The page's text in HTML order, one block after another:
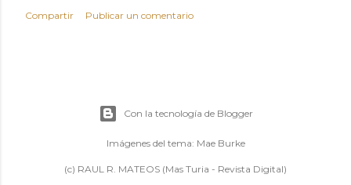
Compartir Publicar un comentario
Con la tecnología de Blogger
Imágenes del tema: Mae Burke
(c) RAUL R. MATEOS (Mas Turia - Revista Digital)